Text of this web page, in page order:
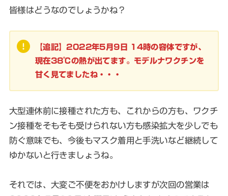
皆様はどうなのでしょうかね？
【追記】2022年5月9日 14時の容体ですが、
現在38℃の熱が出てます。モデルナワクチンを
甘く見てましたね・・・
大型連休前に接種された方も、これからの方も、ワクチ
ン接種をそもそも受けられない方も感染拡大を少しでも
防ぐ意味でも、今後もマスク着用と手洗いなど継続して
ゆかないと行きましょうね。
それでは、大変ご不便をおかけしますが次回の営業は